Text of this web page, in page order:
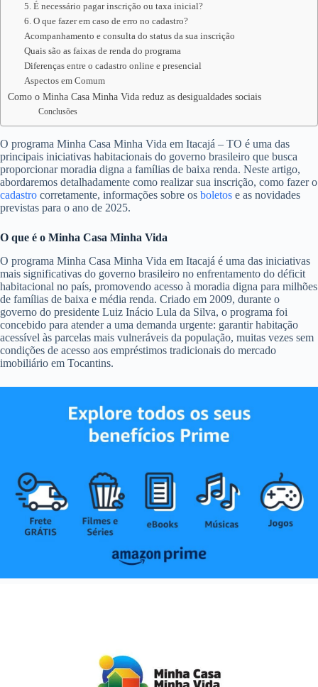
5. É necessário pagar inscrição ou taxa inicial?
6. O que fazer em caso de erro no cadastro?
Acompanhamento e consulta do status da sua inscrição
Quais são as faixas de renda do programa
Diferenças entre o cadastro online e presencial
Aspectos em Comum
Como o Minha Casa Minha Vida reduz as desigualdades sociais
Conclusões
O programa Minha Casa Minha Vida em Itacajá – TO é uma das
principais iniciativas habitacionais do governo brasileiro que busca
proporcionar moradia digna a famílias de baixa renda. Neste artigo,
abordaremos detalhadamente como realizar sua inscrição, como fazer o
cadastro corretamente, informações sobre os boletos e as novidades
previstas para o ano de 2025.
O que é o Minha Casa Minha Vida
O programa Minha Casa Minha Vida em Itacajá é uma das iniciativas
mais significativas do governo brasileiro no enfrentamento do déficit
habitacional no país, promovendo acesso à moradia digna para milhões
de famílias de baixa e média renda. Criado em 2009, durante o
governo do presidente Luiz Inácio Lula da Silva, o programa foi
concebido para atender a uma demanda urgente: garantir habitação
acessível às parcelas mais vulneráveis da população, muitas vezes sem
condições de acesso aos empréstimos tradicionais do mercado
imobiliário em Tocantins.